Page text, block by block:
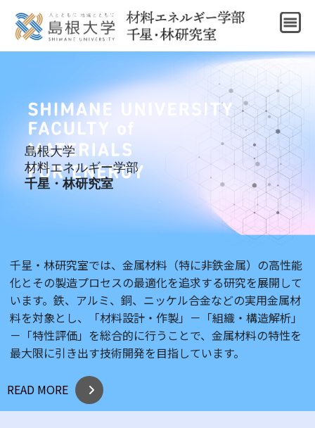
島根大学
材料エネルギー学部
千星・林研究室
千星・林研究室では、金属材料（特に非鉄金属）の高性能
化とその製造プロセスの最適化を追求する研究を展開して
います。鉄、アルミ、銅、ニッケル合金などの実用金属材
料を対象とし、「材料設計・作製」－「組織・構造解析」
－「特性評価」を総合的に行うことで、金属材料の特性を
最大限に引き出す技術開発を目指しています。
READ MORE